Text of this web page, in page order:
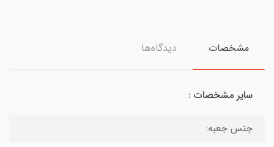
مشخصات دیدگاه‌ها
سایر مشخصات :
جنس جعبه: